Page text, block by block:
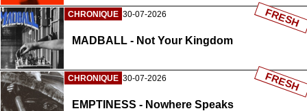
CHRONIQUE 30-07-2026
MADBALL - Not Your Kingdom
FRESH
CHRONIQUE 30-07-2026
EMPTINESS - Nowhere Speaks
FRESH